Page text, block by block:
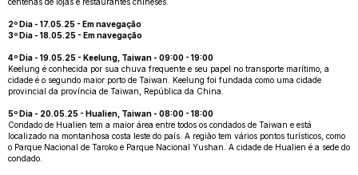
2º Dia - 17.05.25 - Em navegação
3º Dia - 18.05.25 - Em navegação
4º Dia - 19.05.25 - Keelung, Taiwan - 09:00 - 19:00
Keelung é conhecida por sua chuva frequente e seu papel no transporte marítimo, a
cidade é o segundo maior porto de Taiwan. Keelung foi fundada como uma cidade
provincial da província de Taiwan, República da China.
5º Dia - 20.05.25 - Hualien, Taiwan - 08:00 - 18:00
Condado de Hualien tem a maior área entre todos os condados de Taiwan e está
localizado na montanhosa costa leste do país. A região tem vários pontos turísticos, como
o Parque Nacional de Taroko e Parque Nacional Yushan. A cidade de Hualien é a sede do
condado.